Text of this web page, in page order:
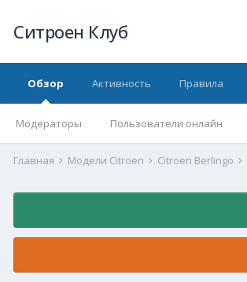
Ситроен Клуб
Обзор
Модераторы Пользователи онлайн
Активность Правила
Главная Модели Citroen Citroen Berlingo